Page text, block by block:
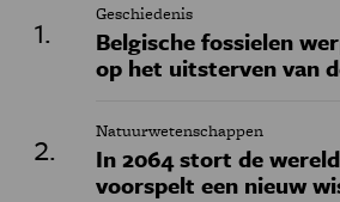
Geschiedenis
Belgische fossielen
op het uitsterven van
Natuurwetenschappen
In 2064 stort de
voorspelt een nieuw